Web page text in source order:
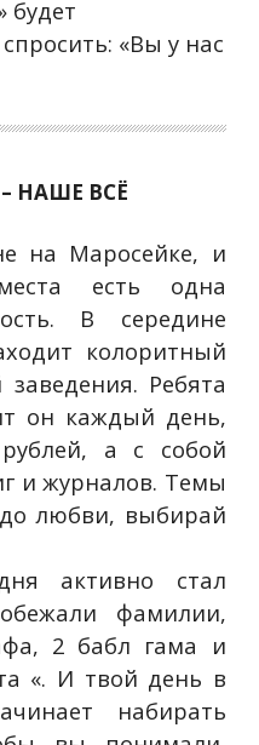
будет
«Вы у нас
НАШЕ ВСЁ
на Маросейке, и
есть одна
В середине
колоритный
заведения. Ребята
он каждый день,
а с собой
и журналов. Темы
любви, выбирай
активно стал
фамилии,
2 бабл гама и
«. И твой день в
набирать